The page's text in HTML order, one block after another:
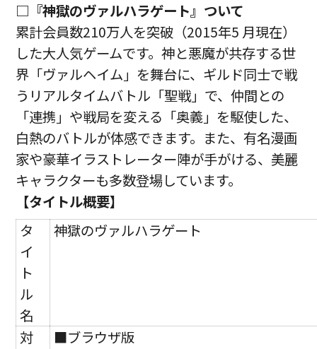
□『神獄のヴァルハラゲート』ついて
累計会員数210万人を突破（2015年5 月現在）
した大人気ゲームです。神と悪魔が共存する世
界「ヴァルヘイム」を舞台に、ギルド同士で戦
うリアルタイムバトル「聖戦」で、仲間との
「連携」や戦局を変える「奥義」を駆使した、
白熱のバトルが体感できます。また、有名漫画
家や豪華イラストレーター陣が手がける、美麗
キャラクターも多数登場しています。
【タイトル概要】
タ
イ
ト
ル
名
神獄のヴァルハラゲート
対
■ブラウザ版